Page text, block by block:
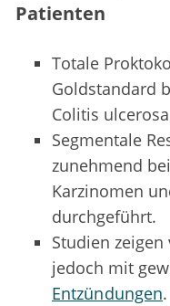
Patienten
Totale
Goldstandard
Colitis
Segmentale
zunehmend
Karzinomen
durchgeführt.
Studien
jedoch mit
Entzündungen.